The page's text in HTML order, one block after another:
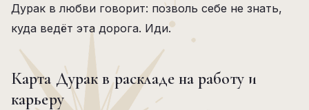
Дурак в любви говорит: позволь себе не знать,
куда ведёт эта дорога. Иди.
Карта Дурак в раскладе на работу и
карьеру